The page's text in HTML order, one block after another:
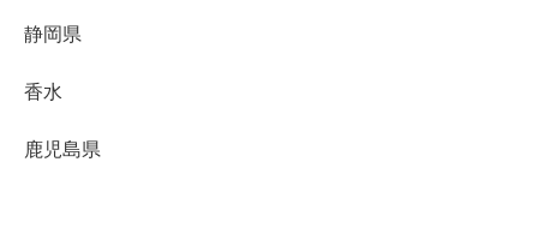
静岡県
香水
鹿児島県